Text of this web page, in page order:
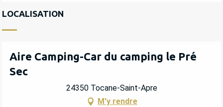
LOCALISATION
Aire Camping-Car du camping le Pré
Sec
24350 Tocane-Saint-Apre
M'y rendre